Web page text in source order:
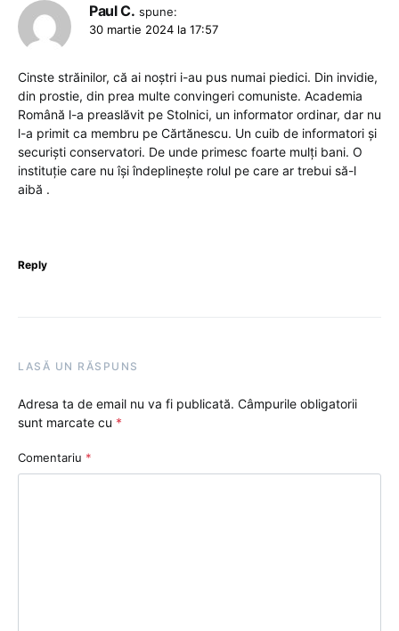
Paul C. spune:
30 martie 2024 la 17:57
Cinste străinilor, că ai noștri i-au pus numai piedici. Din invidie,
din prostie, din prea multe convingeri comuniste. Academia
Română l-a preaslăvit pe Stolnici, un informator ordinar, dar nu
l-a primit ca membru pe Cărtănescu. Un cuib de informatori și
securiști conservatori. De unde primesc foarte mulți bani. O
instituție care nu își îndeplinește rolul pe care ar trebui să-l
aibă .
Reply
LASĂ UN RĂSPUNS
Adresa ta de email nu va fi publicată. Câmpurile obligatorii
sunt marcate cu *
Comentariu *